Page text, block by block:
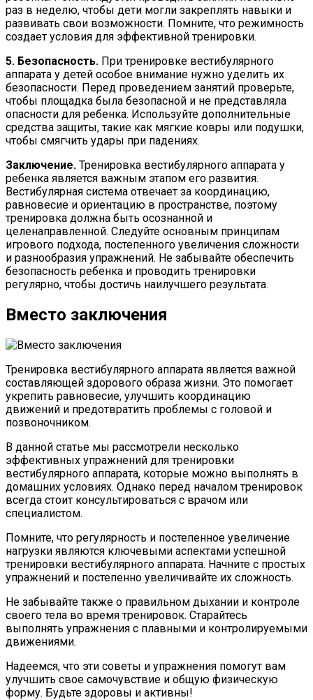
раз в неделю, чтобы дети могли закреплять навыки и
развивать свои возможности. Помните, что режимность
создает условия для эффективной тренировки.
5. Безопасность. При тренировке вестибулярного
аппарата у детей особое внимание нужно уделить их
безопасности. Перед проведением занятий проверьте,
чтобы площадка была безопасной и не представляла
опасности для ребенка. Используйте дополнительные
средства защиты, такие как мягкие ковры или подушки,
чтобы смягчить удары при падениях.
Заключение. Тренировка вестибулярного аппарата у
ребенка является важным этапом его развития.
Вестибулярная система отвечает за координацию,
равновесие и ориентацию в пространстве, поэтому
тренировка должна быть осознанной и
целенаправленной. Следуйте основным принципам
игрового подхода, постепенного увеличения сложности
и разнообразия упражнений. Не забывайте обеспечить
безопасность ребенка и проводить тренировки
регулярно, чтобы достичь наилучшего результата.
Вместо заключения
Тренировка вестибулярного аппарата является важной
составляющей здорового образа жизни. Это помогает
укрепить равновесие, улучшить координацию
движений и предотвратить проблемы с головой и
позвоночником.
В данной статье мы рассмотрели несколько
эффективных упражнений для тренировки
вестибулярного аппарата, которые можно выполнять в
домашних условиях. Однако перед началом тренировок
всегда стоит консультироваться с врачом или
специалистом.
Помните, что регулярность и постепенное увеличение
нагрузки являются ключевыми аспектами успешной
тренировки вестибулярного аппарата. Начните с простых
упражнений и постепенно увеличивайте их сложность.
Не забывайте также о правильном дыхании и контроле
своего тела во время тренировок. Старайтесь
выполнять упражнения с плавными и контролируемыми
движениями.
Надеемся, что эти советы и упражнения помогут вам
улучшить свое самочувствие и общую физическую
форму. Будьте здоровы и активны!